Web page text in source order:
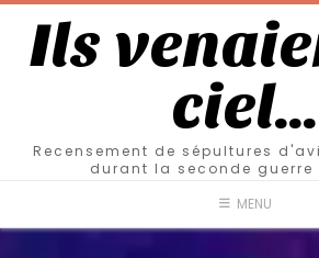
Ils
ciel…
Recensement de sépultures
durant la seconde guerre
MENU